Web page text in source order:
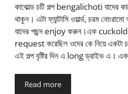
কাকোল্ড চটি গল্প bengalichoti যাদের
থাকুন। এটা ফ্যান্টাসি ওয়ার্ল্ড, চরম
যাদের পছন্দ enjoy করুন।এক
request করেছিল ওদের কে নিয়ে একটা
এই গল্প বৃষ্টির দিন এ long ড্রাইভ এ।
Read more